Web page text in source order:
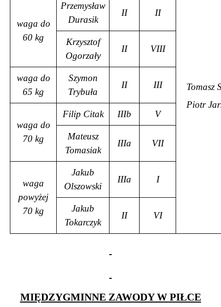
Tomasz
Piotr
waga do
60 kg
Przemysław
Durasik
II II
Krzysztof
Ogorzały
II VIII
waga do
65 kg
Szymon
Trybuła
II III
waga do
70 kg
Filip Citak IIIb V
Mateusz
Tomasiak
IIIa VII
waga
powyżej
70 kg
Jakub
Olszowski
IIIa I
Jakub
Tokarczyk
II VI
MIĘDZYGMINNE ZAWODY W PIŁCE